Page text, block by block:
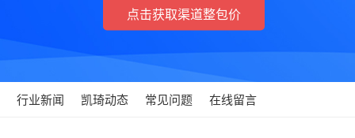
点击获取渠道整包价
行业新闻 凯琦动态 常见问题 在线留言